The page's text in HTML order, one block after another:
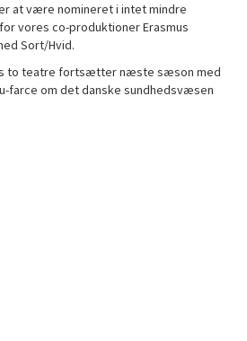
at være nomineret i intet mindre
vores co-produktioner Erasmus
Sort/Hvid.
to teatre fortsætter næste sæson med
farce om det danske sundhedsvæsen